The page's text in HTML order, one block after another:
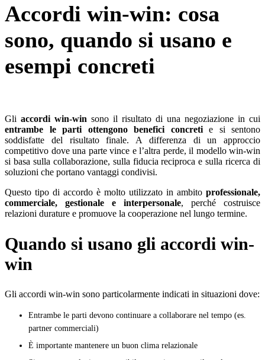
Accordi win-win: cosa
sono, quando si usano e
esempi concreti
Gli accordi win-win sono il risultato di una negoziazione in cui
entrambe le parti ottengono benefici concretie si sentono
soddisfatte del risultato finale. A differenza di un approccio
competitivo dove una parte vince e l’altra perde, il modello win-win
si basa sulla collaborazione, sulla fiducia reciproca e sulla ricerca di
soluzioni che portano vantaggi condivisi.
Questo tipo di accordo è molto utilizzato in ambito professionale,
commerciale, gestionale e interpersonale, perché costruisce
relazioni durature e promuove la cooperazione nel lungo termine.
Quando si usano gli accordi win-
win
Gli accordi win-win sono particolarmente indicati in situazioni dove:
Entrambe le parti devono continuare a collaborare nel tempo (es.
partner commerciali)
È importante mantenere un buon clima relazionale